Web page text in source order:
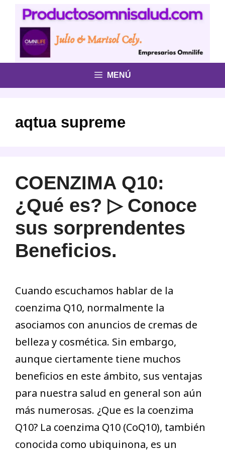
Saltar
contenido
MENÚ
aqtua supreme
COENZIMA Q10:
¿Qué es? ▷ Conoce
sus sorprendentes
Beneficios.
Cuando escuchamos hablar de la
coenzima Q10, normalmente la
asociamos con anuncios de cremas de
belleza y cosmética. Sin embargo,
aunque ciertamente tiene muchos
beneficios en este ámbito, sus ventajas
para nuestra salud en general son aún
más numerosas. ¿Que es la coenzima
Q10? La coenzima Q10 (CoQ10), también
conocida como ubiquinona, es un